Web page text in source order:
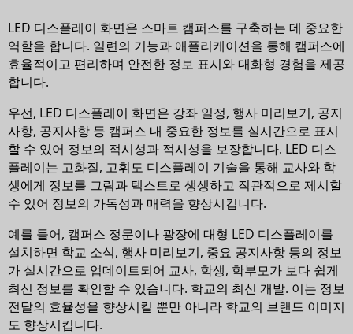
LED 디스플레이 화면은 스마트 캠퍼스를 구축하는 데 중요한
역할을 합니다. 일련의 기능과 애플리케이션을 통해 캠퍼스에
효율적이고 편리하며 안전한 정보 표시와 대화형 경험을 제공
합니다.
우선, LED 디스플레이 화면은 강좌 일정, 행사 미리보기, 공지
사항, 공지사항 등 캠퍼스 내 중요한 정보를 실시간으로 표시
할 수 있어 정보의 적시성과 적시성을 보장합니다. LED 디스
플레이는 고화질, 고휘도 디스플레이 기술을 통해 교사와 학
생에게 정보를 그림과 텍스트로 생생하고 직관적으로 제시할
수 있어 정보의 가독성과 매력을 향상시킵니다.
예를 들어, 캠퍼스 정문이나 광장에 대형 LED 디스플레이를
설치하면 학교 소식, 행사 미리보기, 중요 공지사항 등의 정보
가 실시간으로 업데이트되어 교사, 학생, 학부모가 보다 쉽게
최신 정보를 확인할 수 있습니다. 학교의 최신 개발. 이는 정보
전달의 효율성을 향상시킬 뿐만 아니라 학교의 브랜드 이미지
도 향상시킵니다.